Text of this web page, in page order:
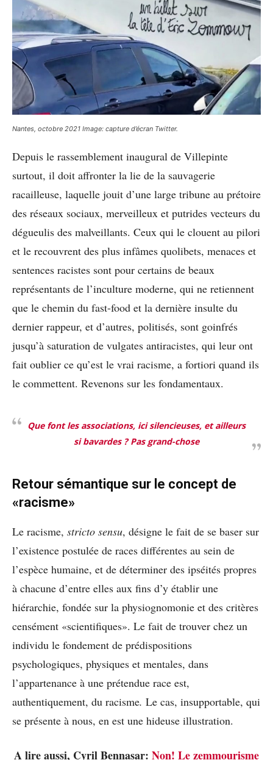
Nantes, octobre 2021 Image: capture d’écran Twitter.
Depuis le rassemblement inaugural de Villepinte
surtout, il doit affronter la lie de la sauvagerie
racailleuse, laquelle jouit d’une large tribune au prétoire
des réseaux sociaux, merveilleux et putrides vecteurs du
dégueulis des malveillants. Ceux qui le clouent au pilori
et le recouvrent des plus infâmes quolibets, menaces et
sentences racistes sont pour certains de beaux
représentants de l’inculture moderne, qui ne retiennent
que le chemin du fast-food et la dernière insulte du
dernier rappeur, et d’autres, politisés, sont goinfrés
jusqu’à saturation de vulgates antiracistes, qui leur ont
fait oublier ce qu’est le vrai racisme, a fortiori quand ils
le commettent. Revenons sur les fondamentaux.
Que font les associations, ici silencieuses, et ailleurs
si bavardes ? Pas grand-chose
Retour sémantique sur le concept de
«racisme»
Le racisme, stricto sensu, désigne le fait de se baser sur
l’existence postulée de races différentes au sein de
l’espèce humaine, et de déterminer des ipséités propres
à chacune d’entre elles aux fins d’y établir une
hiérarchie, fondée sur la physiognomonie et des critères
censément «scientifiques». Le fait de trouver chez un
individu le fondement de prédispositions
psychologiques, physiques et mentales, dans
l’appartenance à une prétendue race est,
authentiquement, du racisme. Le cas, insupportable, qui
se présente à nous, en est une hideuse illustration.
A lire aussi, Cyril Bennasar: Non! Le zemmourisme